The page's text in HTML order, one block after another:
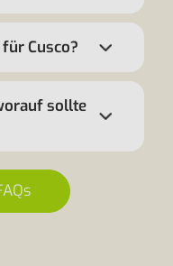
Cusco?
sollte